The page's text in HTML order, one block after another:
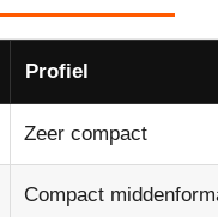
Profiel
Zeer compact
Compact